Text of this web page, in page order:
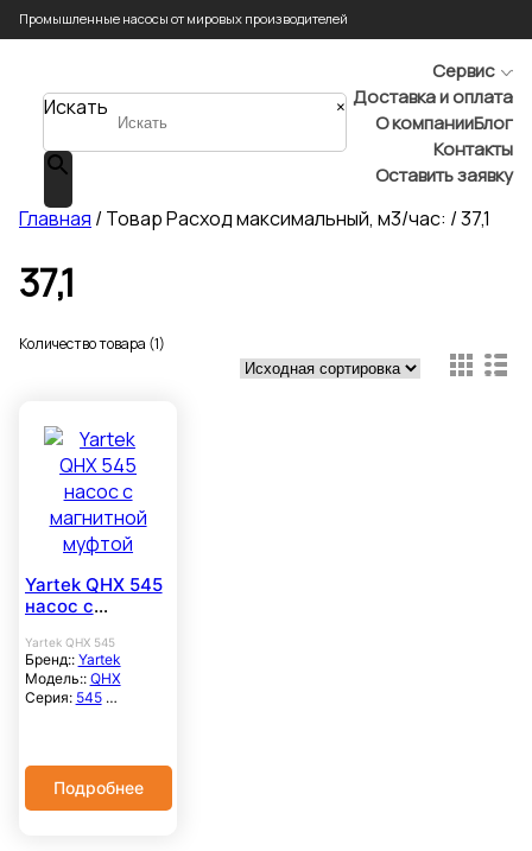
Промышленные насосы от мировых производителей
Искать ×
Сервис
Доставка и оплата
О компанииБлог
Контакты
Оставить заявку
Главная / Товар Расход максимальный, м3/час: / 37,1
37,1
Количество товара (1)
Yartek QHX 545
насос с
муфтой
Yartek QHX 545
Бренд:: Yartek
Модель:: QHX
Серия: 545
Напор
максимальный,
метры::35,5
Подробнее